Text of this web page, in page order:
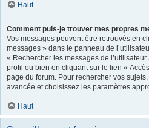
Haut
Comment puis-je trouver mes propres
Vos messages peuvent être retrouvés en
messages » dans le panneau de
« Rechercher les messages de
profil ou bien en cliquant sur le lien «
page du forum. Pour rechercher vos
avancée et choisissez les paramètres
Haut